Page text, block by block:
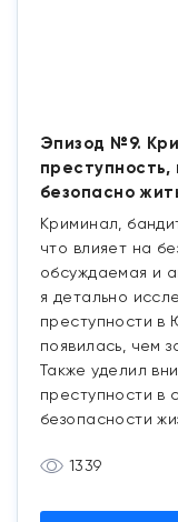
Эпизод №9.
преступность,
безопасно
Криминал,
что влияет на
обсуждаемая и
я детально
преступности в
появилась, чем
Также уделил
преступности в
безопасности
1339